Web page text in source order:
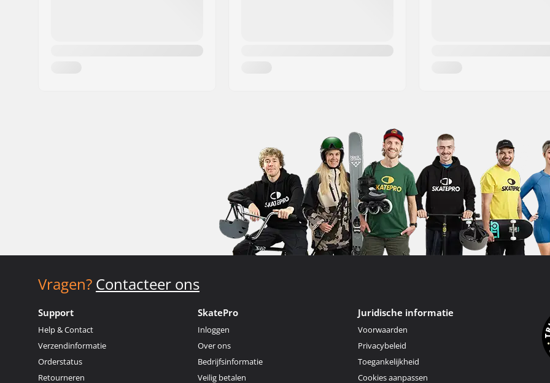
Vragen? Contacteer ons
Support
Help & Contact
Verzendinformatie
Orderstatus
Retourneren
SkatePro
Inloggen
Over ons
Bedrijfsinformatie
Veilig betalen
Juridische informatie
Voorwaarden
Privacybeleid
Toegankelijkheid
Cookies aanpassen